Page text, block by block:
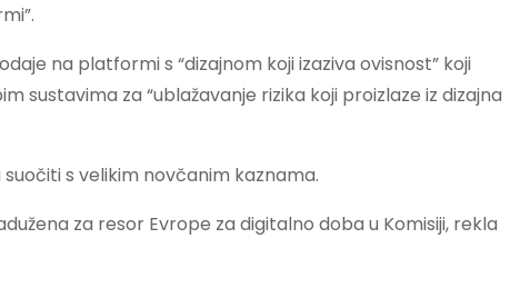
na platformi s “dizajnom koji izaziva ovisnost” koji
sustavima za “ublažavanje rizika koji proizlaze iz dizajna
s velikim novčanim kaznama.
za resor Evrope za digitalno doba u Komisiji, rekla